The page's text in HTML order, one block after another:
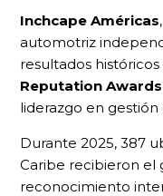
Inchcape Américas
automotriz
resultados
Reputation
liderazgo en
Durante 2025, 387
Caribe recibieron el
reconocimiento